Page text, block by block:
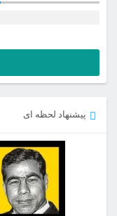
پیشنهاد لحظه ای